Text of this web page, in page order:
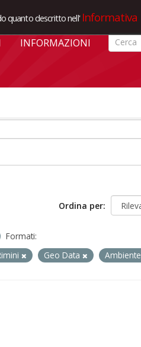
quanto descritto nell' Informativa
INFORMAZIONI
Ordina per
Formati:
Geo Data Ambiente